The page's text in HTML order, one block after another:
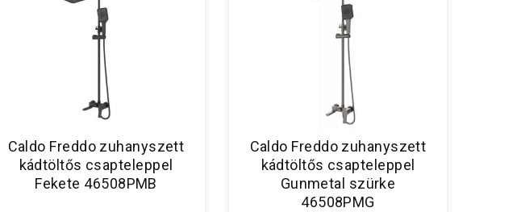
Caldo Freddo zuhanyszett
kádtöltős csapteleppel
Fekete 46508PMB
Caldo Freddo zuhanyszett
kádtöltős csapteleppel
Gunmetal szürke
46508PMG